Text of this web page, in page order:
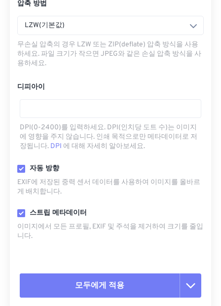
압축 방법
LZW(기본값)
무손실 압축의 경우 LZW 또는 ZIP(deflate) 압축 방식을 사용
하세요. 파일 크기가 작으면 JPEG와 같은 손실 압축 방식을 사
용하세요.
디피아이
DPI(0-2400)를 입력하세요. DPI(인치당 도트 수)는 이미지
에 영향을 주지 않습니다. 인쇄 목적으로만 메타데이터로 저
장됩니다. DPI 에 대해 자세히 알아보세요.
자동 방향
EXIF에 저장된 중력 센서 데이터를 사용하여 이미지를 올바르
게 배치합니다.
스트립 메타데이터
이미지에서 모든 프로필, EXIF ​​및 주석을 제거하여 크기를 줄입
니다.
모두에게 적용